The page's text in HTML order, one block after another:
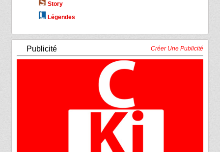
Story
Légendes
Publicité Créer Une Publicité